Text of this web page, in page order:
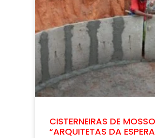
CISTERNEIRAS DE
“ARQUITETAS DA